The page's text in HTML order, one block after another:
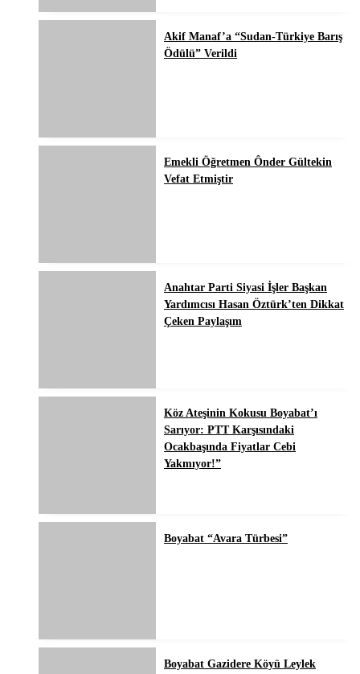
Akif Manaf’a “Sudan-Türkiye Barış
Ödülü” Verildi
Emekli Öğretmen Ônder Gültekin
Vefat Etmiştir
Anahtar Parti Siyasi İşler Başkan
Yardımcısı Hasan Öztürk’ten Dikkat
Çeken Paylaşım
Köz Ateşinin Kokusu Boyabat’ı
Sarıyor: PTT Karşısındaki
Ocakbaşında Fiyatlar Cebi
Yakmıyor!”
Boyabat “Avara Türbesi”
Boyabat Gazidere Köyü Leylek